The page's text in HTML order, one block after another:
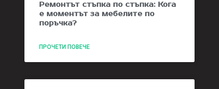
Ремонтът стъпка по стъпка: Кога
е моментът за мебелите по
поръчка?
ПРОЧЕТИ ПОВЕЧЕ